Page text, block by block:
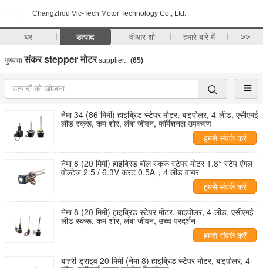
Changzhou Vic-Tech Motor Technology Co., Ltd.
घर उत्पाद वीआर शो हमारे बारे में >>
गुणवत्ता संकर stepper मोटरsupplier. (65)
नेमा 34 (86 मिमी) हाइब्रिड स्टेपर मोटर, बाइपोलर, 4-लीड, एसीएमई
लीड स्क्रू, कम शोर, लंबा जीवन, फॉर्मेशनल उपकरण
हमसे संपर्क करें
नेमा 8 (20 मिमी) हाइब्रिड बॉल स्क्रू स्टेपर मोटर 1.8° स्टेप एंगल
वोल्टेज 2.5 / 6.3V करंट 0.5A，4 लीड वायर
हमसे संपर्क करें
नेमा 8 (20 मिमी) हाइब्रिड स्टेपर मोटर, बाइपोलर, 4-लीड, एसीएमई
लीड स्क्रू, कम शोर, लंबा जीवन, उच्च प्रदर्शन
हमसे संपर्क करें
बाहरी ड्राइव 20 मिमी (नेमा 8) हाइब्रिड स्टेपर मोटर, बाइपोलर, 4-